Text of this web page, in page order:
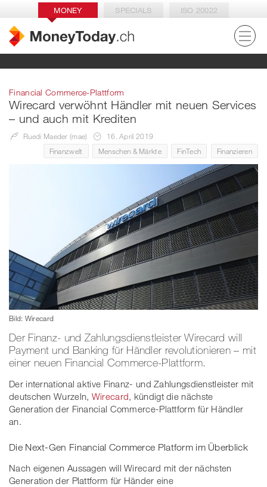
MONEY SPECIALS ISO 20022
Financial Commerce-Plattform
Wirecard verwöhnt Händler mit neuen Services
– und auch mit Krediten
Ruedi Maeder (mae)
16. April 2019
Finanzwelt
Menschen & Märkte FinTech Finanzieren
Bild: Wirecard
Der Finanz- und Zahlungsdienstleister Wirecard will
Payment und Banking für Händler revolutionieren – mit
einer neuen Financial Commerce-Plattform.
Der international aktive Finanz- und Zahlungsdienstleister mit
deutschen Wurzeln, Wirecard, kündigt die nächste
Generation der Financial Commerce-Plattform für Händler
an.
Die Next-Gen Financial Commerce Platform im Überblick
Nach eigenen Aussagen will Wirecard mit der nächsten
Generation der Plattform für Händer eine